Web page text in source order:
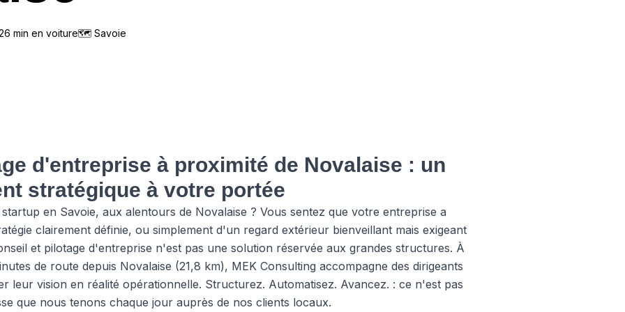
min en voiture🗺 Savoie
d'entreprise à proximité de Novalaise : un
stratégique à votre portée
en Savoie, aux alentours de Novalaise ? Vous sentez que votre entreprise a
clairement définie, ou simplement d'un regard extérieur bienveillant mais exigeant
et pilotage d'entreprise n'est pas une solution réservée aux grandes structures. À
de route depuis Novalaise (21,8 km), MEK Consulting accompagne des dirigeants
leur vision en réalité opérationnelle. Structurez. Automatisez. Avancez. : ce n'est pas
que nous tenons chaque jour auprès de nos clients locaux.